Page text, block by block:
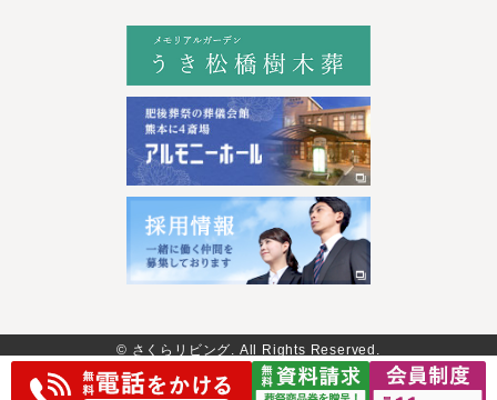
2021年4月
2020年11月
© さくらリビング. All Rights Reserved.